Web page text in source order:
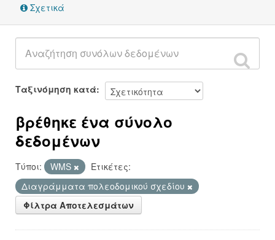
Σχετικά
Ταξινόμηση κατά
βρέθηκε ένα σύνολο
δεδομένων
Τύποι: WMS
Ετικέτες:
Διαγράμματα πολεοδομικού σχεδίου
Φίλτρα Αποτελεσμάτων